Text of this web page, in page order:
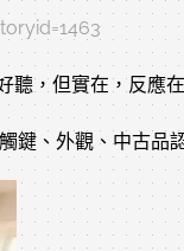
聽，但實在，反應
鍵、外觀、中古品